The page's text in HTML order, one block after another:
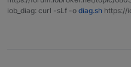
iob_diag: curl -sLf -o diag.sh https://